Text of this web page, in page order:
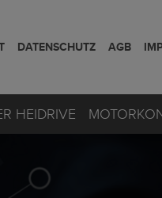
DATENSCHUTZ AGB
HEIDRIVE